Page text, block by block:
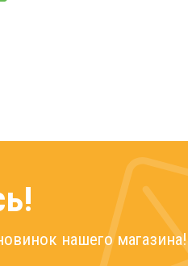
нашего магазина!